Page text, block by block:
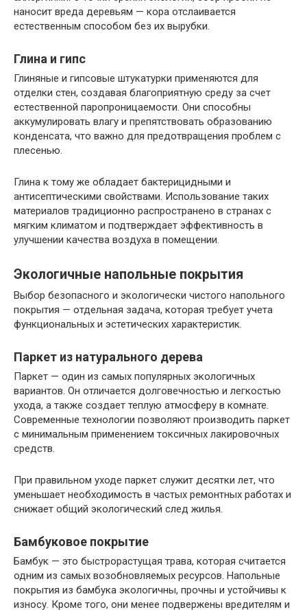
наносит вреда деревьям — кора отслаивается
естественным способом без их вырубки.
Глина и гипс
Глиняные и гипсовые штукатурки применяются для
отделки стен, создавая благоприятную среду за счет
естественной паропроницаемости. Они способны
аккумулировать влагу и препятствовать образованию
конденсата, что важно для предотвращения проблем с
плесенью.
Глина к тому же обладает бактерицидными и
антисептическими свойствами. Использование таких
материалов традиционно распространено в странах с
мягким климатом и подтверждает эффективность в
улучшении качества воздуха в помещении.
Экологичные напольные покрытия
Выбор безопасного и экологически чистого напольного
покрытия — отдельная задача, которая требует учета
функциональных и эстетических характеристик.
Паркет из натурального дерева
Паркет — один из самых популярных экологичных
вариантов. Он отличается долговечностью и легкостью
ухода, а также создает теплую атмосферу в комнате.
Современные технологии позволяют производить паркет
с минимальным применением токсичных лакировочных
средств.
При правильном уходе паркет служит десятки лет, что
уменьшает необходимость в частых ремонтных работах и
снижает общий экологический след жилья.
Бамбуковое покрытие
Бамбук — это быстрорастущая трава, которая считается
одним из самых возобновляемых ресурсов. Напольные
покрытия из бамбука экологичны, прочны и устойчивы к
износу. Кроме того, они менее подвержены вредителям и